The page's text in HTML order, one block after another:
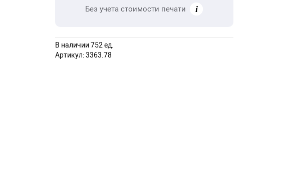
Без учета стоимости печати
В наличии 752 ед.
Артикул:3363.78